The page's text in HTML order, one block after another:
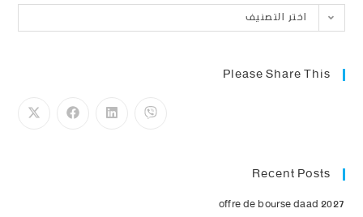
اختر التصنيف
Please Share This
Recent Posts
offre de bourse daad 2027